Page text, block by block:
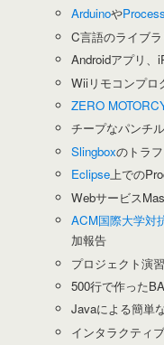
Arduinoや
C言語のライブ
Androidアプリ、
Wiiリモコンプロ
ZERO
チープなパンチ
Slingboxのトラ
Eclipse上での
Webサービス
ACM国際大学対
加報告
プロジェクト演
500行で作った
Javaによる簡単
インタラクティ